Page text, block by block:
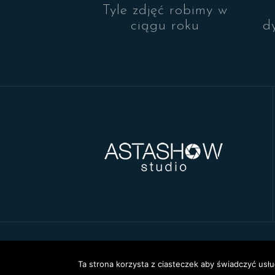
Tyle zdjęć robimy w
ciągu roku
Ta strona korzysta z ciasteczek aby świadczyć